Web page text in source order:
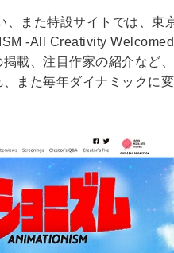
また特設サイトでは、東
-All Creativity
載、注目作家の紹介など
また毎年ダイナミックに